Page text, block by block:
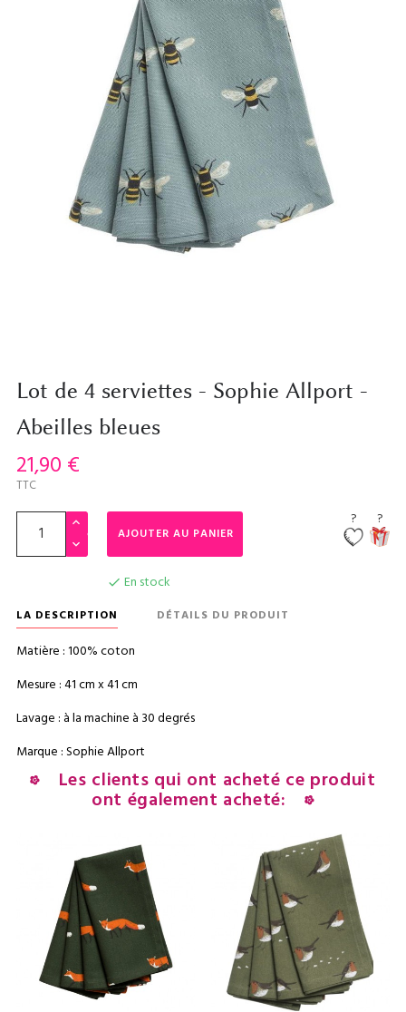
Lot de 4 serviettes - Sophie Allport -
Abeilles bleues
21,90 €
TTC
AJOUTER AU PANIER
? ?
 En stock
LA DESCRIPTION DÉTAILS DU PRODUIT
Matière : 100% coton
Mesure : 41 cm x 41 cm
Lavage : à la machine à 30 degrés
Marque : Sophie Allport
Les clients qui ont acheté ce produit
ont également acheté: